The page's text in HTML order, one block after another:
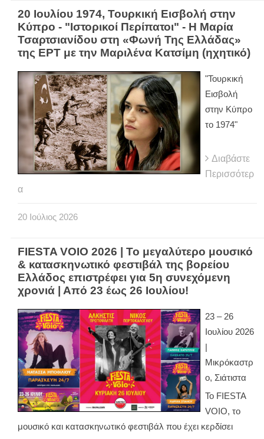
20 Ιουλίου 1974, Τουρκική Εισβολή στην
Κύπρο - "Ιστορικοί Περίπατοι" - Η Μαρία
Τσαρτσιανίδου στη «Φωνή Της Ελλάδας»
της ΕΡΤ με την Μαριλένα Κατσίμη (ηχητικό)
"Τουρκική
Εισβολή
στην Κύπρο
το 1974"
Διαβάστε
Περισσότερ
α
20 Ιούλιος 2026
FIESTA VOIO 2026 | Το μεγαλύτερο μουσικό
& κατασκηνωτικό φεστιβάλ της βορείου
Ελλάδος επιστρέφει για 5η συνεχόμενη
χρονιά | Από 23 έως 26 Ιουλίου!
23 – 26
Ιουλίου 2026
Μικρόκαστρ
ο, Σιάτιστα
Το FIESTA
VOIO, το
μουσικό και κατασκηνωτικό φεστιβάλ που έχει κερδίσει